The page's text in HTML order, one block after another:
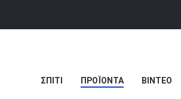
ΣΠΊΤΙ ΠΡΟΪΌΝΤΑ ΒΊΝΤΕΟ